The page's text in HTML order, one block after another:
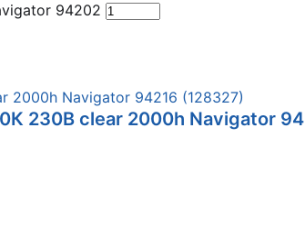
94202
230В clear 2000h Navigator